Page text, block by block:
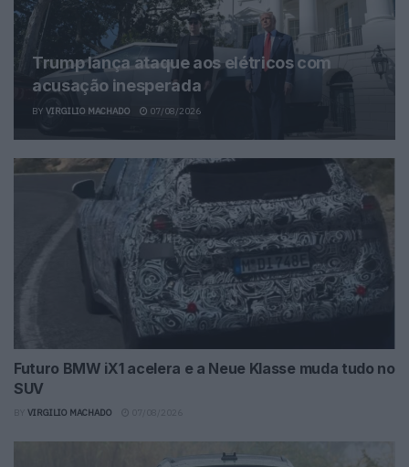
Trump lança ataque aos elétricos com
acusação inesperada
BY VIRGILIO MACHADO 07/08/2026
Futuro BMW iX1 acelera e a Neue Klasse muda tudo no
SUV
VIRGILIO MACHADO